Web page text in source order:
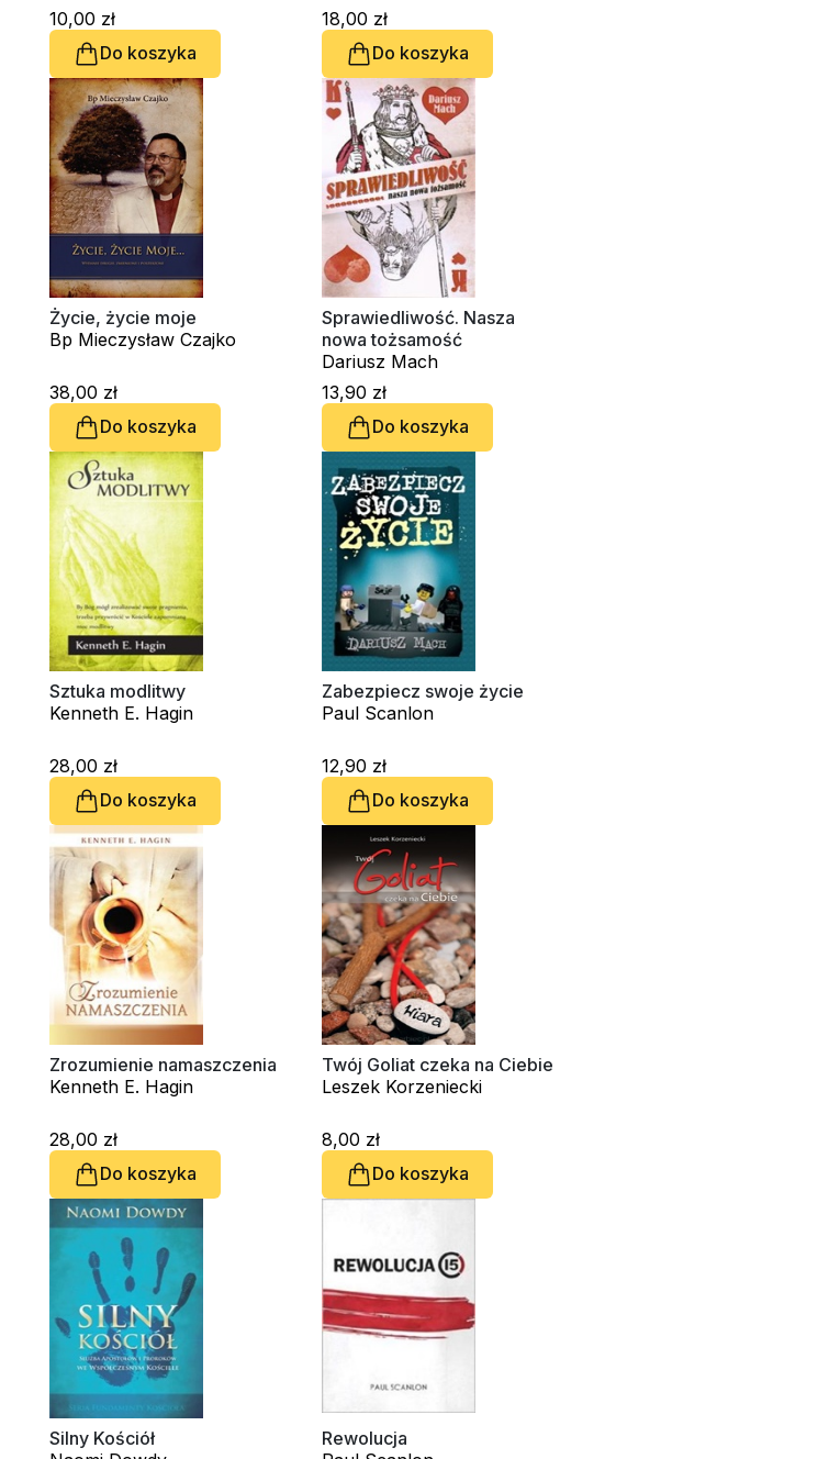
10,00 zł
Do koszyka
18,00 zł
Do koszyka
Życie, życie moje
Bp Mieczysław Czajko
38,00 zł
Do koszyka
Sprawiedliwość. Nasza
nowa tożsamość
Dariusz Mach
13,90 zł
Do koszyka
Sztuka modlitwy
Kenneth E. Hagin
28,00 zł
Do koszyka
Zabezpiecz swoje życie
Paul Scanlon
12,90 zł
Do koszyka
Zrozumienie namaszczenia
Kenneth E. Hagin
28,00 zł
Do koszyka
Twój Goliat czeka na Ciebie
Leszek Korzeniecki
8,00 zł
Do koszyka
Silny Kościół
Rewolucja